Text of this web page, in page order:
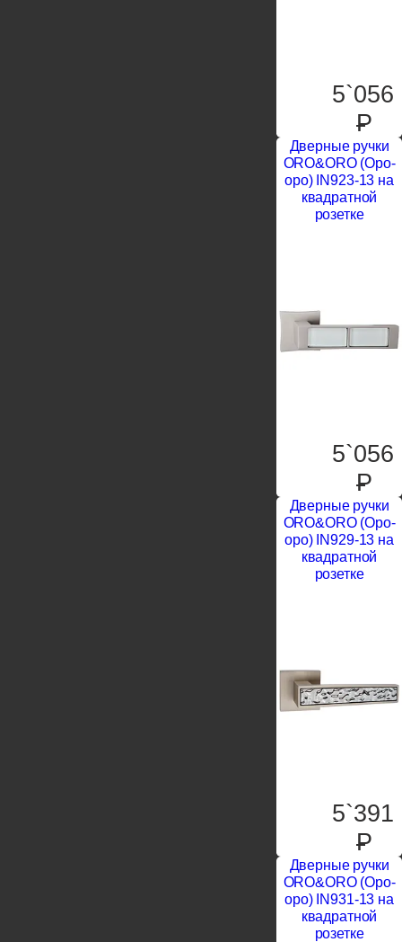
5`056
P
Дверные ручки
ORO&ORO (Оро-
оро) IN923-13 на
квадратной
розетке
5`056
P
Дверные ручки
ORO&ORO (Оро-
оро) IN929-13 на
квадратной
розетке
5`391
P
Дверные ручки
ORO&ORO (Оро-
оро) IN931-13 на
квадратной
розетке